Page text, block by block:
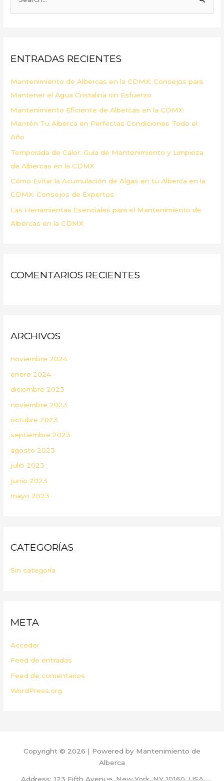
r
o
r
:
ENTRADAS RECIENTES
Mantenimiento de Albercas en la CDMX: Consejos para
Mantener el Agua Cristalina sin Esfuerzo
Mantenimiento Eficiente de Albercas en la CDMX:
Mantén Tu Alberca en Perfectas Condiciones Todo el
Año
Temporada de Calor: Guía de Mantenimiento y Limpieza
de Albercas en la CDMX
Cómo Evitar la Acumulación de Algas en tu Alberca en la
CDMX: Consejos de Expertos
Las Herramientas Esenciales para el Mantenimiento de
Albercas en la CDMX
COMENTARIOS RECIENTES
ARCHIVOS
noviembre 2024
enero 2024
diciembre 2023
noviembre 2023
octubre 2023
septiembre 2023
agosto 2023
julio 2023
junio 2023
mayo 2023
CATEGORÍAS
Sin categoría
META
Acceder
Feed de entradas
Feed de comentarios
WordPress.org
Copyright © 2026 | Powered by Mantenimiento de
Alberca
Address: 123 Fifth Avenue, New York, NY 10160, USA